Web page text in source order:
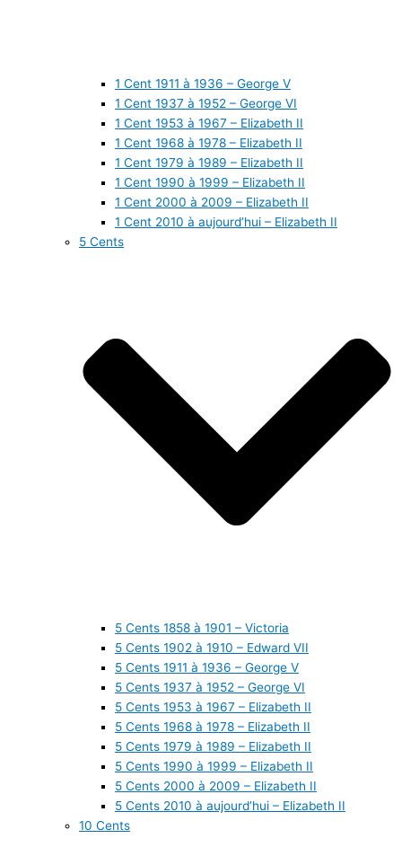
1 Cent 1911 à 1936 – George V
1 Cent 1937 à 1952 – George VI
1 Cent 1953 à 1967 – Elizabeth II
1 Cent 1968 à 1978 – Elizabeth II
1 Cent 1979 à 1989 – Elizabeth II
1 Cent 1990 à 1999 – Elizabeth II
1 Cent 2000 à 2009 – Elizabeth II
1 Cent 2010 à aujourd’hui – Elizabeth II
5 Cents
5 Cents 1858 à 1901 – Victoria
5 Cents 1902 à 1910 – Edward VII
5 Cents 1911 à 1936 – George V
5 Cents 1937 à 1952 – George VI
5 Cents 1953 à 1967 – Elizabeth II
5 Cents 1968 à 1978 – Elizabeth II
5 Cents 1979 à 1989 – Elizabeth II
5 Cents 1990 à 1999 – Elizabeth II
5 Cents 2000 à 2009 – Elizabeth II
5 Cents 2010 à aujourd’hui – Elizabeth II
10 Cents